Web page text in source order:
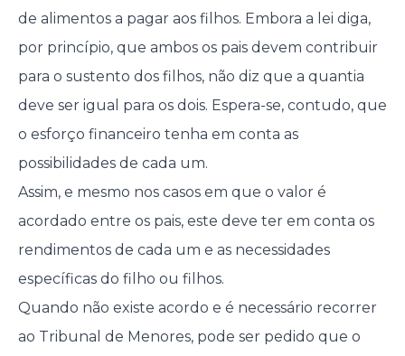
de alimentos a pagar aos filhos. Embora a lei diga,
por princípio, que ambos os pais devem contribuir
para o sustento dos filhos, não diz que a quantia
deve ser igual para os dois. Espera-se, contudo, que
o esforço financeiro tenha em conta as
possibilidades de cada um.
Assim, e mesmo nos casos em que o valor é
acordado entre os pais, este deve ter em conta os
rendimentos de cada um e as necessidades
específicas do filho ou filhos.
Quando não existe acordo e é necessário recorrer
ao Tribunal de Menores, pode ser pedido que o